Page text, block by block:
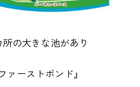
の大きな池があり
ーストポンド』